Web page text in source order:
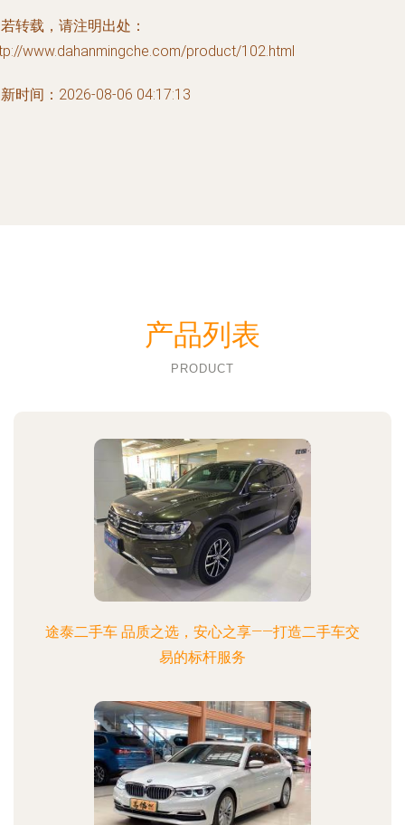
转载，请注明出处：
www.dahanmingche.com/product/102.html
时间：2026-08-06 04:17:13
产品列表
PRODUCT
途泰二手车 品质之选，安心之享——打造二手车交
易的标杆服务